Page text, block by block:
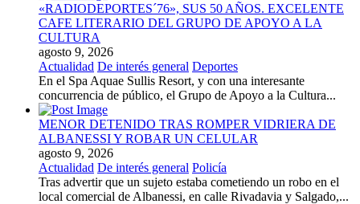
«RADIODEPORTES´76», SUS 50 AÑOS. EXCELENTE
CAFE LITERARIO DEL GRUPO DE APOYO A LA
CULTURA
agosto 9, 2026
Actualidad De interés general Deportes
En el Spa Aquae Sullis Resort, y con una interesante
concurrencia de público, el Grupo de Apoyo a la Cultura...
MENOR DETENIDO TRAS ROMPER VIDRIERA DE
ALBANESSI Y ROBAR UN CELULAR
agosto 9, 2026
Actualidad De interés general Policía
Tras advertir que un sujeto estaba cometiendo un robo en el
local comercial de Albanessi, en calle Rivadavia y Salgado,...